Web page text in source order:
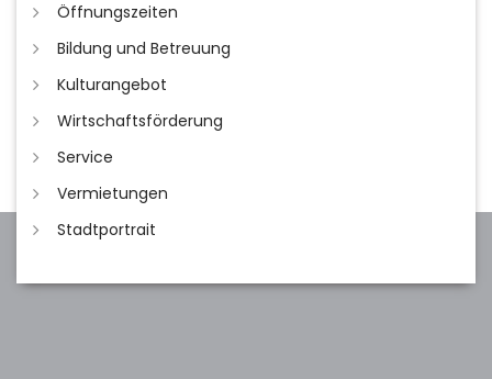
Öffnungszeiten
Bildung und Betreuung
Kulturangebot
Wirtschaftsförderung
Service
Vermietungen
Stadtportrait